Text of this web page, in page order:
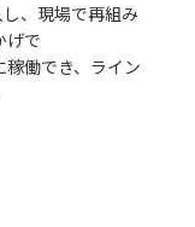
、現場で再組み
げで
働でき、ライン